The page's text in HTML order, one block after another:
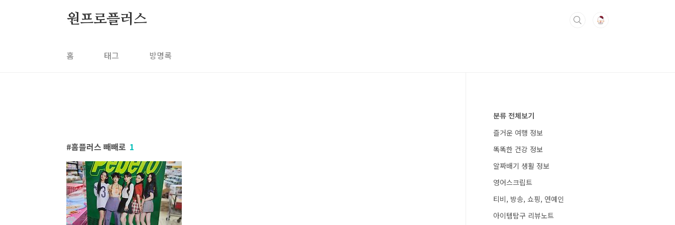
원프로플러스
홈 태그 방명록
홈플러스 빼빼로 1
분류 전체보기
즐거운 여행 정보
똑똑한 건강 정보
알짜배기 생활 정보
영어스크립트
티비, 방송, 쇼핑, 연예인
아이템탐구 리뷰노트